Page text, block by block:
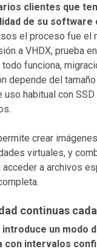
clientes que
de su software
el proceso fue el
a VHDX, prueba
funciona,
depende del
habitual con SSD
crear
virtuales, y
a archivos
continuas
introduce un modo
con intervalos